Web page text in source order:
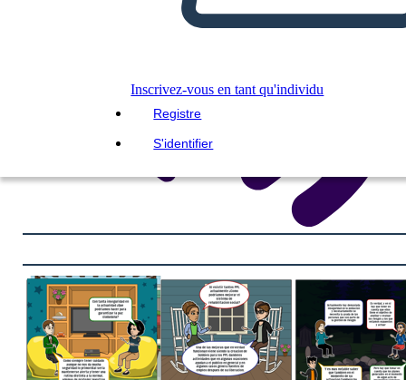
Inscrivez-vous en tant qu'individu
Registre
S'identifier